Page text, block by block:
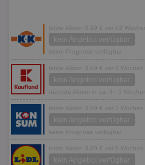
letzte Aktion 0,99 € vor 63 Wochen
kein Angebot verfügbar
keine Prognose verfügbar
letzte Aktion 0,89 € vor 4 Wochen
kein Angebot verfügbar
nächste Aktion in ca. 4 - 5 Wochen
letzte Aktion 0,89 € vor 3 Wochen
kein Angebot verfügbar
keine Prognose verfügbar
letzte Aktion 0,89 € vor 9 Wochen
kein Angebot verfügbar